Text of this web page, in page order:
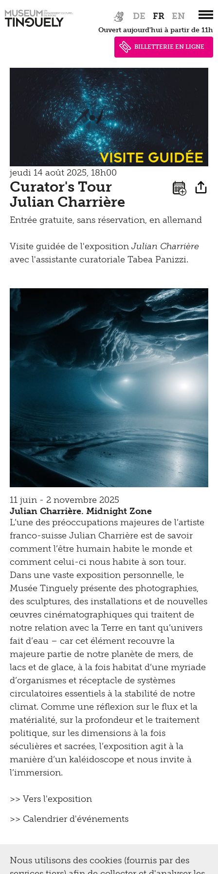
Hauptnavigation
to
DE FR EN
Ouvert aujourd'hui à partir de 11h
BILLETTERIE EN LIGNE
Entendre
Visite guidée
jeudi 14 août 2025, 18h00
Curator's Tour
Julian Charrière
Entrée gratuite, sans réservation, en allemand
Visite guidée de l'exposition Julian Charrière
avec l'assistante curatoriale Tabea Panizzi.
11 juin - 2 novembre 2025
Julian Charrière. Midnight Zone
L’une des préoccupations majeures de l’artiste
franco-suisse Julian Charrière est de savoir
comment l’être humain habite le monde et
comment celui-ci nous habite à son tour.
Dans une vaste exposition personnelle, le
Musée Tinguely présente des photographies,
des sculptures, des installations et de nouvelles
œuvres cinématographiques qui traitent de
notre relation avec la Terre en tant qu’univers
fait d’eau – car cet élément recouvre la
majeure partie de notre planète de mers, de
lacs et de glace, à la fois habitat d’une myriade
d’organismes et réceptacle de systèmes
circulatoires essentiels à la stabilité de notre
climat. Comme une réflexion sur le flux et la
matérialité, sur la profondeur et le traitement
politique, sur les dimensions à la fois
séculières et sacrées, l’exposition agit à la
manière d’un kaléidoscope et nous invite à
l’immersion.
>> Vers l'exposition
>> Calendrier d'événements
Nous utilisons des cookies (fournis par des